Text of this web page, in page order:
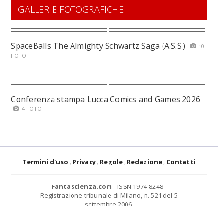
GALLERIE FOTOGRAFICHE
SpaceBalls The Almighty Schwartz Saga (A.S.S.)
10
FOTO
Conferenza stampa Lucca Comics and Games 2026
4 FOTO
Termini d'uso Privacy Regole Redazione Contatti
Fantascienza.com - ISSN 1974-8248 -
Registrazione tribunale di Milano, n. 521 del 5
settembre 2006.